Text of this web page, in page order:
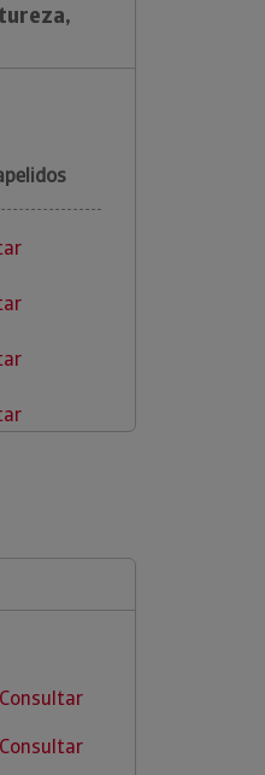
Consultar
Consultar